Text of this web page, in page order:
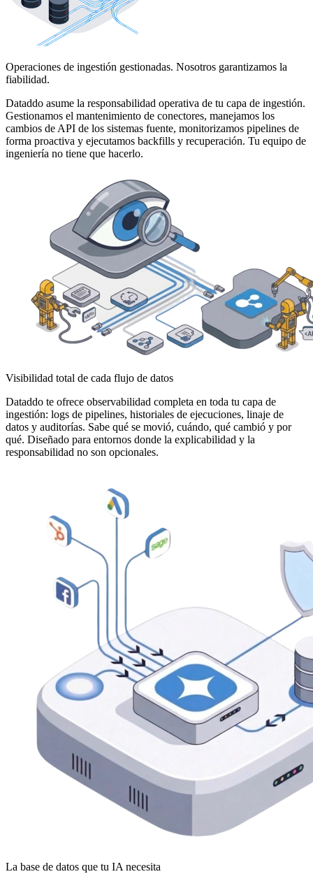
Operaciones de ingestión gestionadas. Nosotros garantizamos la
fiabilidad.
Dataddo asume la responsabilidad operativa de tu capa de ingestión.
Gestionamos el mantenimiento de conectores, manejamos los
cambios de API de los sistemas fuente, monitorizamos pipelines de
forma proactiva y ejecutamos backfills y recuperación. Tu equipo de
ingeniería no tiene que hacerlo.
Visibilidad total de cada flujo de datos
Dataddo te ofrece observabilidad completa en toda tu capa de
ingestión: logs de pipelines, historiales de ejecuciones, linaje de
datos y auditorías. Sabe qué se movió, cuándo, qué cambió y por
qué. Diseñado para entornos donde la explicabilidad y la
responsabilidad no son opcionales.
La base de datos que tu IA necesita